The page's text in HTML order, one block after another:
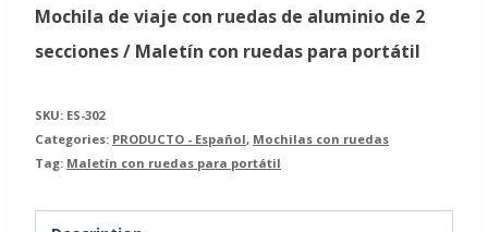
Mochila de viaje con ruedas de aluminio de 2
secciones / Maletín con ruedas para portátil
SKU: ES-302
Categories: PRODUCTO - Español, Mochilas con ruedas
Tag: Maletín con ruedas para portátil